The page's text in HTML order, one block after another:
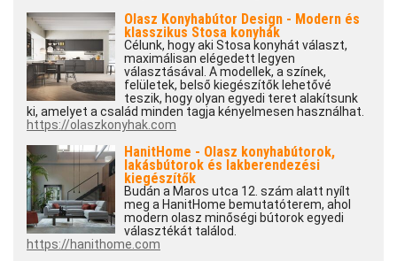
Olasz Konyhabútor Design - Modern és
klasszikus Stosa konyhák
Célunk, hogy aki Stosa konyhát választ,
maximálisan elégedett legyen
választásával. A modellek, a színek,
felületek, belső kiegészítők lehetővé
teszik, hogy olyan egyedi teret alakítsunk
ki, amelyet a család minden tagja kényelmesen használhat.
https://olaszkonyhak.com
HanitHome - Olasz konyhabútorok,
lakásbútorok és lakberendezési
kiegészítők
Budán a Maros utca 12. szám alatt nyílt
meg a HanitHome bemutatóterem, ahol
modern olasz minőségi bútorok egyedi
választékát találod.
https://hanithome.com